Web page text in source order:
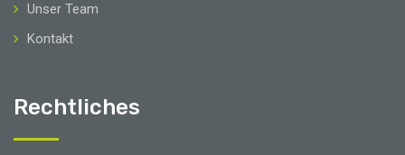
Unser Team
Kontakt
Rechtliches